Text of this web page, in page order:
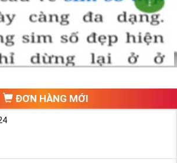
ĐƠN HÀNG MỚI